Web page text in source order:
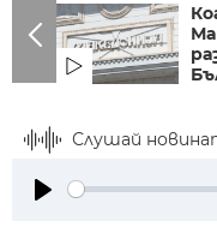
Слушай